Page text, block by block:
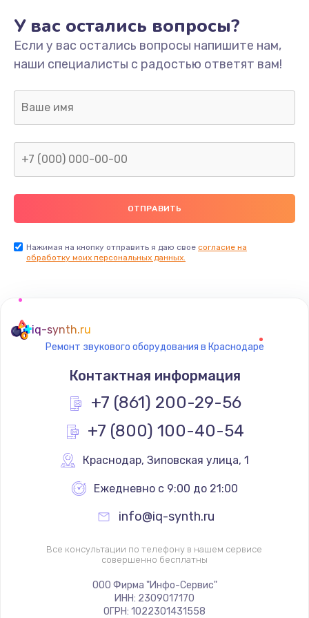
У вас остались вопросы?
Если у вас остались вопросы напишите нам,
наши специалисты с радостью ответят вам!
Нажимая на кнопку отправить я даю свое согласие на
обработку моих персональных данных.
iq-synth.ru
Ремонт звукового оборудования в Краснодаре
Контактная информация
+7 (861) 200-29-56
+7 (800) 100-40-54
Краснодар, Зиповская улица, 1
Ежедневно с 9:00 до 21:00
info@iq-synth.ru
Все консультации по телефону в нашем сервисе
совершенно бесплатны
ООО Фирма "Инфо-Сервис"
ИНН: 2309017170
ОГРН: 1022301431558